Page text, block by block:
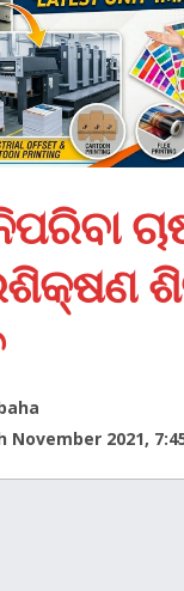
November 2021,